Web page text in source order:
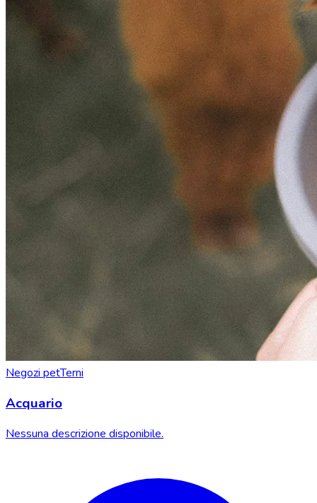
Negozi petTerni
Acquario
Nessuna descrizione disponibile.